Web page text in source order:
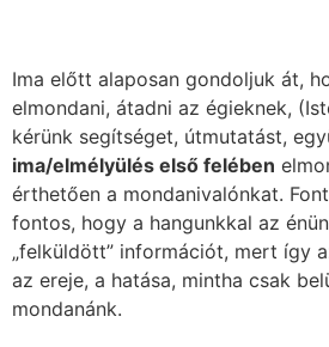
Ima előtt alaposan gondoljuk át,
elmondani, átadni az égieknek,
kérünk segítséget, útmutatást,
ima/elmélyülés első felében
érthetően a mondanivalónkat.
fontos, hogy a hangunkkal az
„felküldött” információt, mert így
az ereje, a hatása, mintha csak
mondanánk.